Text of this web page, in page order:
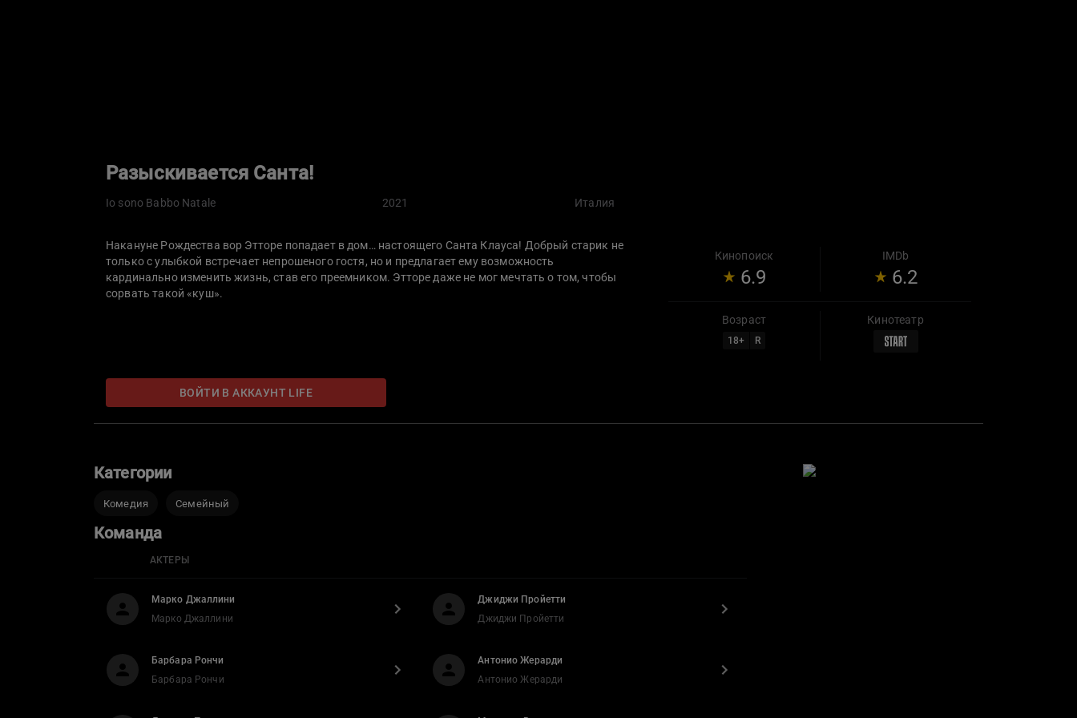
Разыскивается Санта!
Io sono Babbo Natale 2021 Италия
Накануне Рождества вор Этторе попадает в дом… настоящего Санта Клауса! Добрый старик не
только с улыбкой встречает непрошеного гостя, но и предлагает ему возможность
кардинально изменить жизнь, став его преемником. Этторе даже не мог мечтать о том, чтобы
сорвать такой «куш».
Кинопоиск
6.9
IMDb
6.2
Возраст
18+ R
Кинотеатр
ВОЙТИ В АККАУНТ LIFE
Категории
Комедия Семейный
Команда
АКТЕРЫ
Марко Джаллини
Марко Джаллини
Джиджи Пройетти
Джиджи Пройетти
Барбара Рончи
Барбара Рончи
Антонио Жерарди
Антонио Жерарди